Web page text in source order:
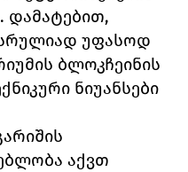
დამატებით,
უფასოდ
ბლოკჩეინის
ნიუანსები
აქვთ